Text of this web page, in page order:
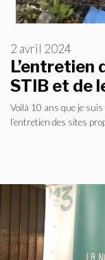
L’entretien
STIB et de
2 avril 2024
Voilà 10 ans que je
l’entretien des sites